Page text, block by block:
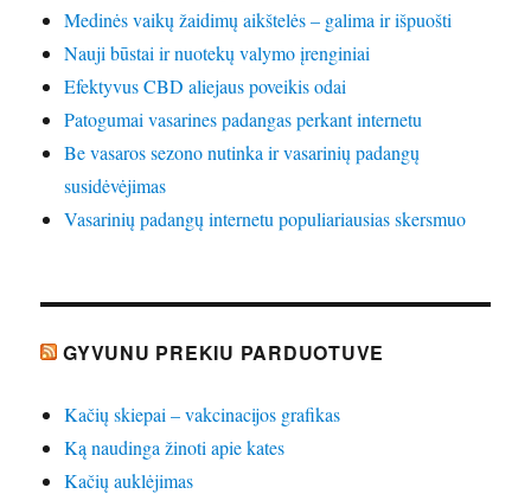
Medinės vaikų žaidimų aikštelės – galima ir išpuošti
Nauji būstai ir nuotekų valymo įrenginiai
Efektyvus CBD aliejaus poveikis odai
Patogumai vasarines padangas perkant internetu
Be vasaros sezono nutinka ir vasarinių padangų
susidėvėjimas
Vasarinių padangų internetu populiariausias skersmuo
GYVUNU PREKIU PARDUOTUVE
Kačių skiepai – vakcinacijos grafikas
Ką naudinga žinoti apie kates
Kačių auklėjimas